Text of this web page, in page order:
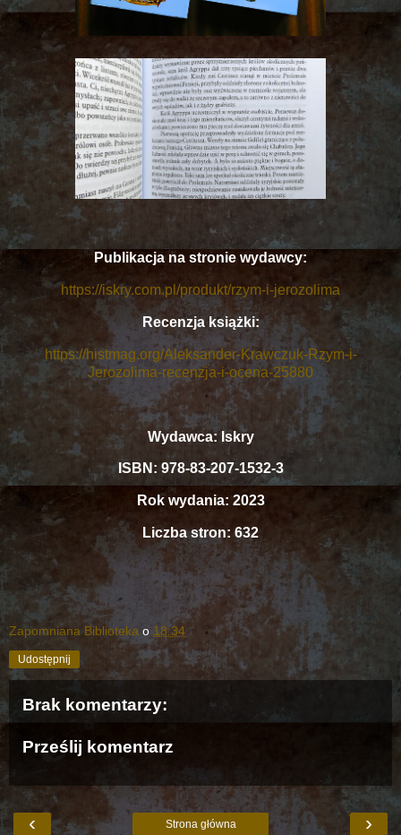
Publikacja na stronie wydawcy:
https://iskry.com.pl/produkt/rzym-i-jerozolima
Recenzja książki:
https://histmag.org/Aleksander-Krawczuk-Rzym-i-
Jerozolima-recenzja-i-ocena-25880
Wydawca: Iskry
ISBN: 978-83-207-1532-3
Rok wydania: 2023
Liczba stron: 632
Zapomniana Biblioteka o 18:34
Udostępnij
Brak komentarzy:
Prześlij komentarz
‹ ›
Strona główna